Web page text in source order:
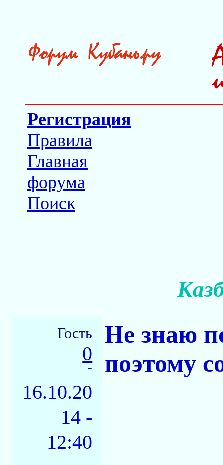
Регистрация
Правила
Главная
форума
Поиск
Гость
0
-
16.10.20
14 -
12:40
Не знаю
поэтому